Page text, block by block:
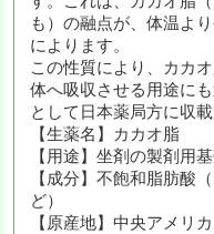
も）の融点が、体温よ
によります。
この性質により、カカ
体へ吸収させる用途に
として日本薬局方に収載
【生薬名】カカオ脂
【用途】坐剤の製剤用
【成分】不飽和脂肪酸
ど）
【原産地】中央アメリ